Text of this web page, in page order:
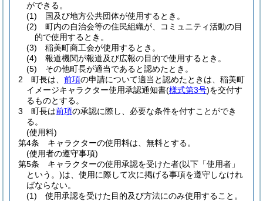
ができる。
(1)
国及び地方公共団体が使用するとき。
(2)
町内の自治会等の住民組織が、コミュニティ活動の目
的で使用するとき。
(3)
稲美町商工会が使用するとき。
(4)
報道機関が報道及び広報の目的で使用するとき。
(5)
その他町長が適当であると認めたとき。
2
町長は、 前項の申請について適当と認めたときは、稲美町
イメージキャラクター使用承認通知書(様式第3号)を交付す
るものとする。
3
町長は前項の承認に際し、必要な条件を付すことができ
る。
(使用料)
第4条
キャラクターの使用料は、無料とする。
(使用者の遵守事項)
第5条
キャラクターの使用承認を受けた者(以下「使用者」
という。)は、使用に際して次に掲げる事項を遵守しなけれ
ばならない。
(1)
使用承認を受けた目的及び方法にのみ使用すること。